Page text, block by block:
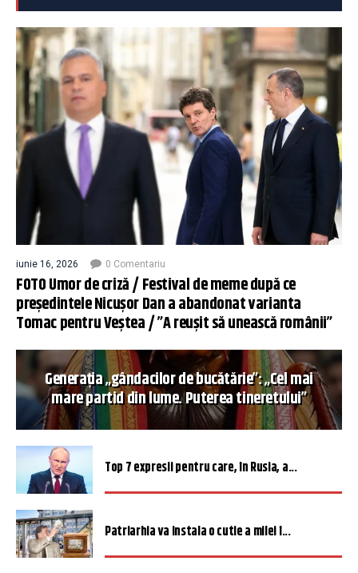
iunie 16, 2026 0 Comentariu
FOTO Umor de criză / Festival de meme după ce
președintele Nicușor Dan a abandonat varianta
Tomac pentru Veștea / ”A reușit să unească românii”
Generația „gândacilor de bucătărie”: „Cel mai
mare partid din lume. Puterea tineretului”
Top 7 expresii pentru care, în Rusia, a...
Patriarhia va instala o cutie a milei î...